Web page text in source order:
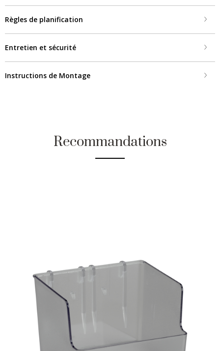
Règles de planification
Entretien et sécurité
Instructions de Montage
Recommandations